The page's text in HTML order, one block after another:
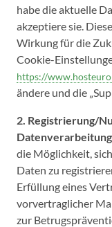
habe die aktuelle
akzeptiere sie.
Wirkung für die
Cookie-
https://
ändere und die
2. Registrierung/
Datenverarbeitung
die Möglichkeit,
Daten zu
Erfüllung eines
vorvertraglicher
zur